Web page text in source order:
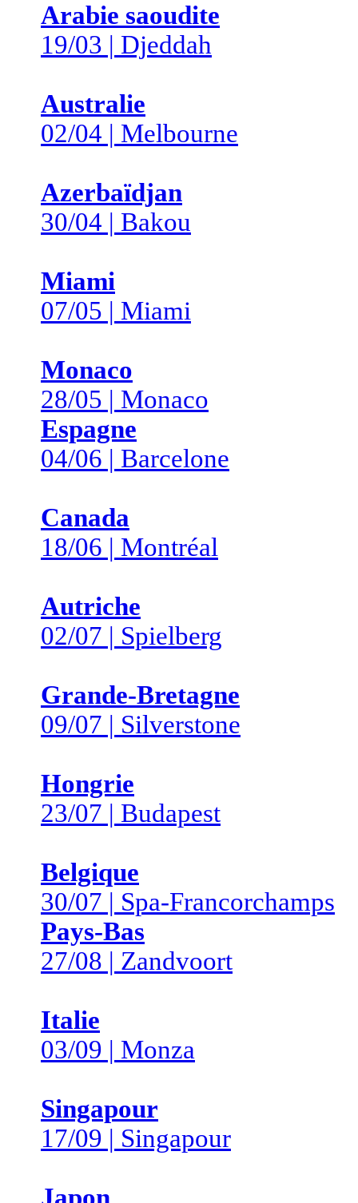
Arabie saoudite
19/03 | Djeddah
Australie
02/04 | Melbourne
Azerbaïdjan
30/04 | Bakou
Miami
07/05 | Miami
Monaco
28/05 | Monaco
Espagne
04/06 | Barcelone
Canada
18/06 | Montréal
Autriche
02/07 | Spielberg
Grande-Bretagne
09/07 | Silverstone
Hongrie
23/07 | Budapest
Belgique
30/07 | Spa-Francorchamps
Pays-Bas
27/08 | Zandvoort
Italie
03/09 | Monza
Singapour
17/09 | Singapour